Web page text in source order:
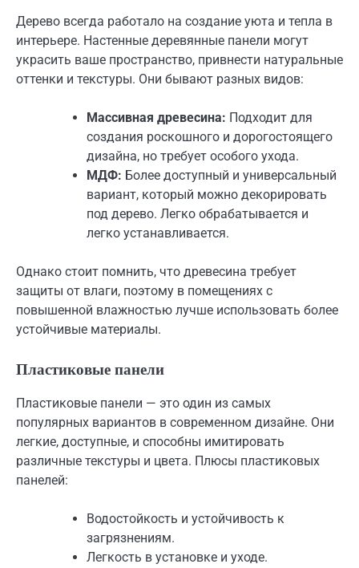
Дерево всегда работало на создание уюта и тепла в
интерьере. Настенные деревянные панели могут
украсить ваше пространство, привнести натуральные
оттенки и текстуры. Они бывают разных видов:
Массивная древесина: Подходит для
создания роскошного и дорогостоящего
дизайна, но требует особого ухода.
МДФ: Более доступный и универсальный
вариант, который можно декорировать
под дерево. Легко обрабатывается и
легко устанавливается.
Однако стоит помнить, что древесина требует
защиты от влаги, поэтому в помещениях с
повышенной влажностью лучше использовать более
устойчивые материалы.
Пластиковые панели
Пластиковые панели — это один из самых
популярных вариантов в современном дизайне. Они
легкие, доступные, и способны имитировать
различные текстуры и цвета. Плюсы пластиковых
панелей:
Водостойкость и устойчивость к
загрязнениям.
Легкость в установке и уходе.